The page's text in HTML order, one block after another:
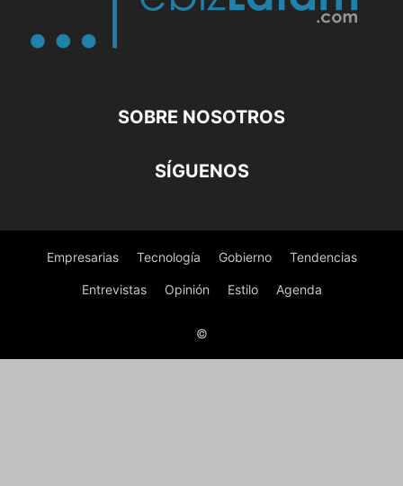
SOBRE NOSOTROS
SÍGUENOS
Empresarias Tecnología Gobierno Tendencias
Entrevistas Opinión Estilo Agenda
©